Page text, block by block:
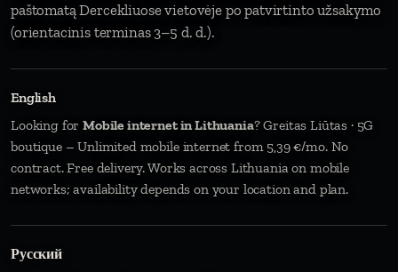
paštomatą Dercekliuose vietovėje po patvirtinto užsakymo
(orientacinis terminas 3–5 d. d.).
English
Looking forMobile internet in Lithuania? Greitas Liūtas · 5G
boutique – Unlimited mobile internet from 5,39 €/mo. No
contract. Free delivery. Works across Lithuania on mobile
networks; availability depends on your location and plan.
Русский